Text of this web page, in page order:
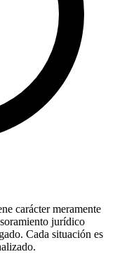
carácter meramente
jurídico
Cada situación es